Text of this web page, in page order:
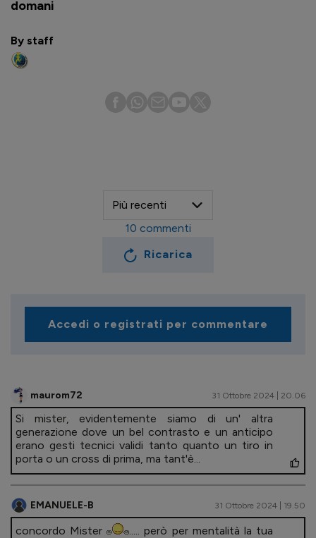
domani
By staff
Ricarica
10 commenti
Accedi o registrati per commentare
maurom72 31 Ottobre 2024 | 20.06
Si mister, evidentemente siamo di un' altra
generazione dove un bel contrasto e un anticipo
erano gesti tecnici validi tanto quanto un tiro in
porta o un cross di prima, ma tant'è...
EMANUELE-B 31 Ottobre 2024 | 19.50
concordo Mister
..... però per mentalità la tua